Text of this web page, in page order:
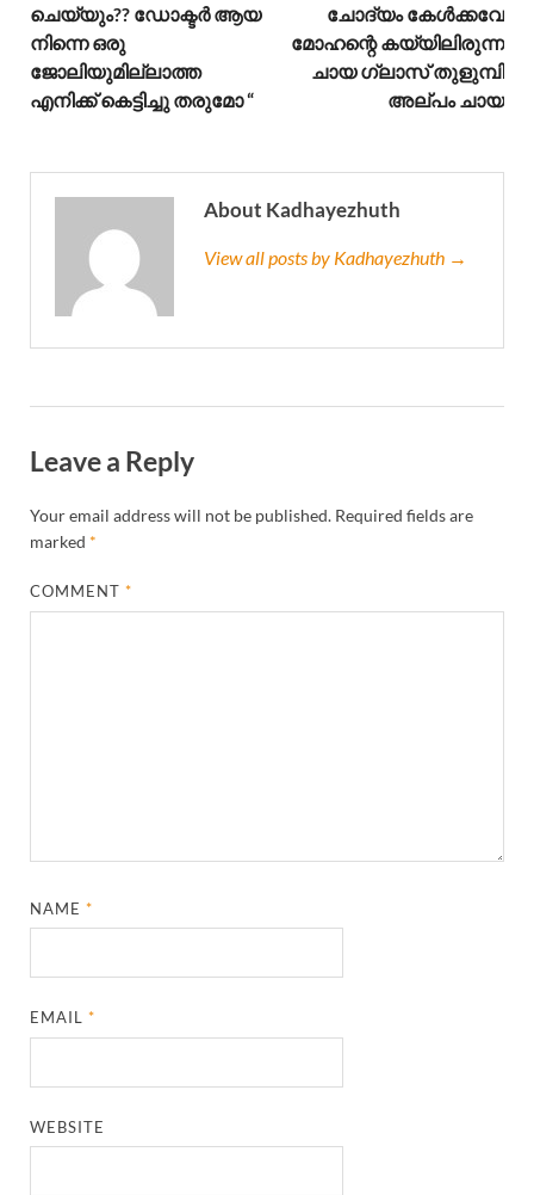
ചെയ്യും?? ഡോക്ടർ ആയ
നിന്നെ ഒരു
ജോലിയുമില്ലാത്ത
എനിക്ക് കെട്ടിച്ചു തരുമോ “
ചോദ്യം കേൾക്കവേ
മോഹന്റെ കയ്യിലിരുന്ന
ചായ ഗ്ലാസ്‌ തുളുമ്പി
അല്പം ചായ
About Kadhayezhuth
View all posts by Kadhayezhuth →
Leave a Reply
Your email address will not be published. Required fields are
marked *
COMMENT*
NAME*
EMAIL*
WEBSITE